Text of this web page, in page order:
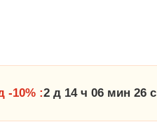
-10% :2 д 14 ч 06 мин 26 с